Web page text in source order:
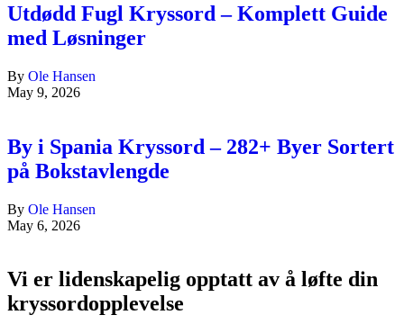
Utdødd Fugl Kryssord – Komplett Guide
med Løsninger
By Ole Hansen
May 9, 2026
By i Spania Kryssord – 282+ Byer Sortert
på Bokstavlengde
By Ole Hansen
May 6, 2026
Vi er lidenskapelig opptatt av å løfte din
kryssordopplevelse